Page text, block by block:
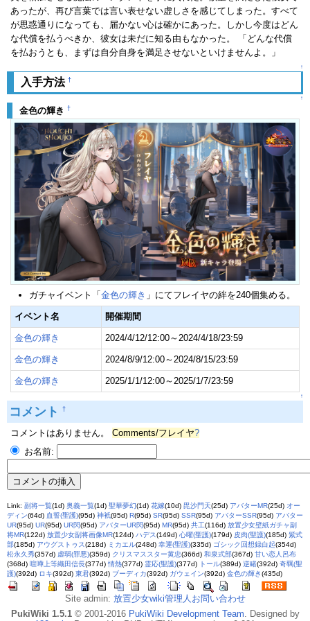
あったが、再び言葉では言い表せない虚しさを感じてしまった。すべて
が思惑通りになっても、届かない心は確かにあった。しかし今度はどん
な代償を払うべきか、彼女は未だに知る由もなかった。 「どんな代償
を払おうとも、まずは自分自身を満足させないといけませんよ。」
↑
入手方法 †
↑
金色の輝き †
ガチャイベント「 金色の輝き 」にてフレイヤの絆を240個集める。
イベント名 開催期間
金色の輝き 2024/4/12/12:00～2024/4/18/23:59
金色の輝き 2024/8/9/12:00～2024/8/15/23:59
金色の輝き 2025/1/1/12:00～2025/1/7/23:59
↑
コメント †
コメントはありません。 Comments/フレイヤ?
お名前:
Link: 副将一覧(1d) 奥義一覧(1d) 聖華夢幻(1d) 花嫁(10d) 毘沙門天(25d) アバターMR(25d) オー
ディン(64d) 血誓(聖護)(95d) 神衹(95d) R(95d) SR(95d) SSR(95d) アバターSSR(95d) アバター
UR(95d) UR(95d) UR閃(95d) アバターUR閃(95d) MR(95d) 共工(116d) 放置少女壁紙ガチャ副
将MR(122d) 放置少女副将画像MR(124d) ハデス(149d) 心曜(聖護)(179d) 皮肉(聖護)(185d) 紫式
部(185d) アウグストゥス(218d) ミカエル(248d) 幸運(聖護)(335d) ゴシック回想録白起(354d)
松永久秀(357d) 虚弱(罪悪)(359d) クリスマススター黄忠(366d) 和泉式部(367d) 甘い恋人呂布
(368d) 喧嘩上等織田信長(377d) 情熱(377d) 霊応(聖護)(377d) トール(389d) 逆睹(392d) 奇羈(聖
護)(392d) ロキ(392d) 東君(392d) ブーディカ(392d) ガウェイン(392d) 金色の輝き(435d)
Site admin: 放置少女wiki管理人お問い合わせ
PukiWiki 1.5.1© 2001-2016 PukiWiki Development Team. Designed by